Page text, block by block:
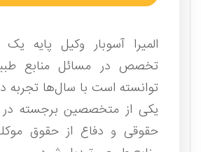
المیرا آسوبار وکیل پایه
تخصص در مسائل منابع
توانسته است با سال‌ها تجربه
یکی از متخصصین برجسته در
حقوقی و دفاع از حقوق